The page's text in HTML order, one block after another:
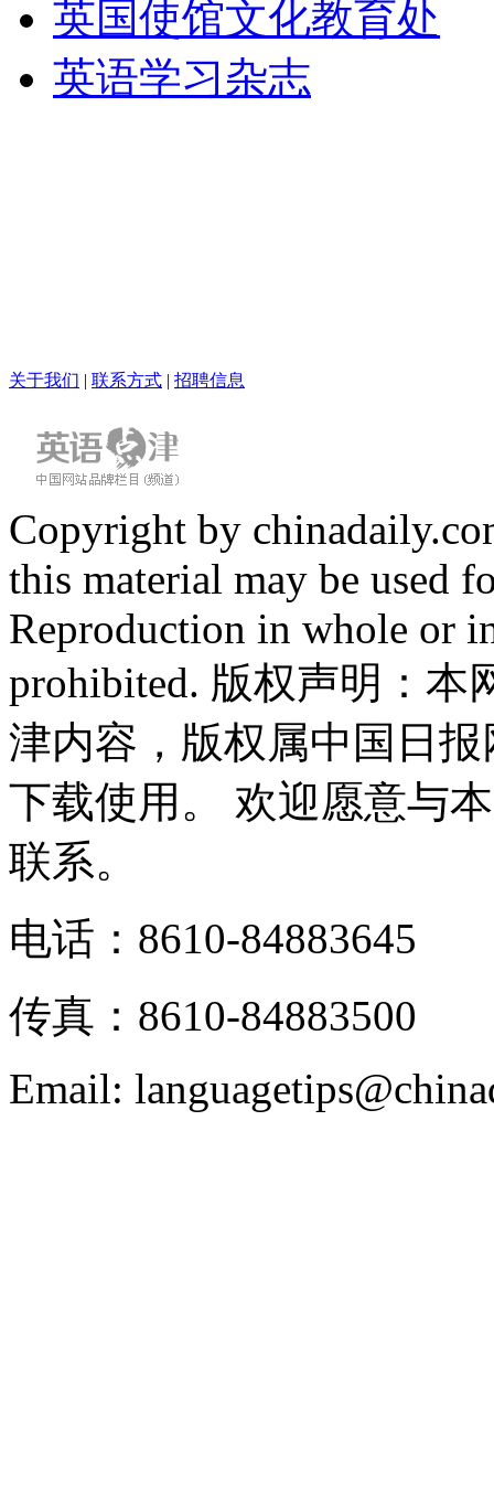
英国使馆文化教育处
英语学习杂志
关于我们 | 联系方式 | 招聘信息
Copyright by
this material may be used
Reproduction in whole or
prohibited. 版权声明：
津内容，版权属中国日
下载使用。 欢迎愿意与
联系。
电话：8610-84883645
传真：8610-84883500
Email: